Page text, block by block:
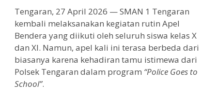
Tengaran, 27 April 2026 — SMAN 1 Tengaran
kembali melaksanakan kegiatan rutin Apel
Bendera yang diikuti oleh seluruh siswa kelas X
dan XI. Namun, apel kali ini terasa berbeda dari
biasanya karena kehadiran tamu istimewa dari
Polsek Tengaran dalam program “Police Goes to
School”.